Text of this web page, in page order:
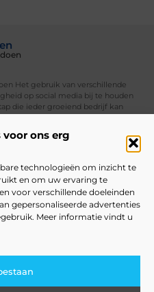
ons erg
technologieën om inzicht te
en om uw ervaring te
voor verschillende doeleinden
gepersonaliseerde advertenties
Meer informatie vindt u
Het gebruik van verschillende
op social media bij te houden
die ieder groeiend bedrijf kan
Partners Over ons Ons team
Wat Je Moet Weten om te Starten